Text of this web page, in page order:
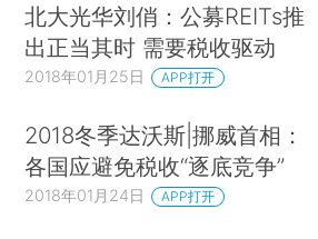
北大光华刘俏：公募REITs推
出正当其时 需要税收驱动
2018年01月25日 APP打开
2018冬季达沃斯|挪威首相：
各国应避免税收“逐底竞争”
2018年01月24日 APP打开